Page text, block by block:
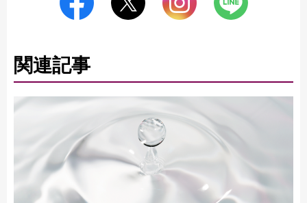
関連記事